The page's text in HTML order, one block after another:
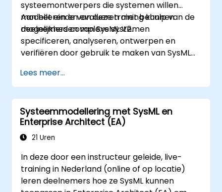
systeemontwerpers die systemen willen
modelleren en evalueren met behulp van de
mogelijkheden van SysML V2.
Aan het einde van deze training kunnen
deelnemers complexe systemen
specificeren, analyseren, ontwerpen en
verifiëren door gebruik te maken van SysML
Lees meer...
Systeemmodellering met SysML en
Enterprise Architect (EA)
21 Uren
In deze door een instructeur geleide, live-
training in Nederland (online of op locatie)
leren deelnemers hoe ze SysML kunnen